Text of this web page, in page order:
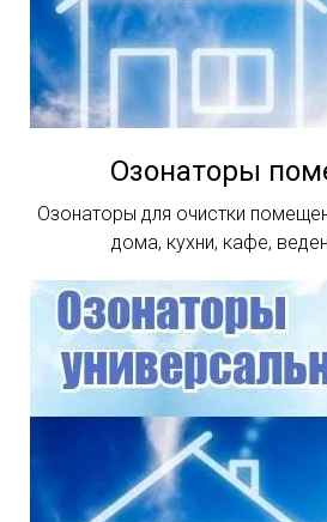
Озонаторы
Озонаторы для очистки
дома, кухни, кафе,